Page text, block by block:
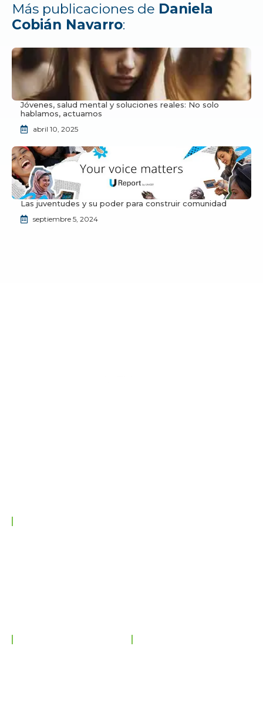
Más publicaciones de Daniela
Cobián Navarro:
Jóvenes, salud mental y soluciones reales: No solo
hablamos, actuamos
abril 10, 2025
Las juventudes y su poder para construir comunidad
septiembre 5, 2024